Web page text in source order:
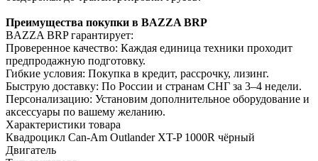
Преимущества покупки в BAZZA BRP
BAZZA BRP гарантирует:
Проверенное качество: Каждая единица техники проходит
предпродажную подготовку.
Гибкие условия: Покупка в кредит, рассрочку, лизинг.
Быструю доставку: По России и странам СНГ за 3–4 недели.
Персонализацию: Установим дополнительное оборудование и
аксессуары по вашему желанию.
Характеристики товара
Квадроцикл Can-Am Outlander XT-P 1000R чёрный
Двигатель